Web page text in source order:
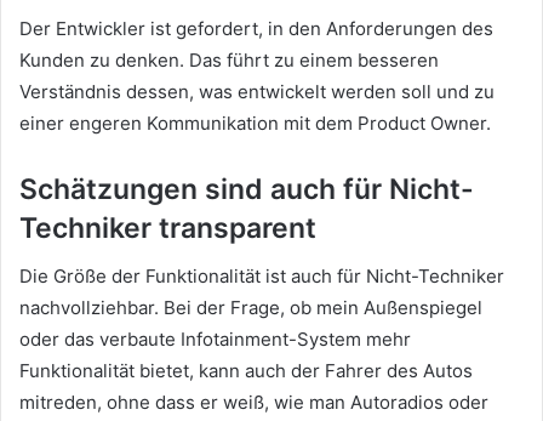
Der Entwickler ist gefordert, in den Anforderungen des
Kunden zu denken. Das führt zu einem besseren
Verständnis dessen, was entwickelt werden soll und zu
einer engeren Kommunikation mit dem Product Owner.
Schätzungen sind auch für Nicht-
Techniker transparent
Die Größe der Funktionalität ist auch für Nicht-Techniker
nachvollziehbar. Bei der Frage, ob mein Außenspiegel
oder das verbaute Infotainment-System mehr
Funktionalität bietet, kann auch der Fahrer des Autos
mitreden, ohne dass er weiß, wie man Autoradios oder